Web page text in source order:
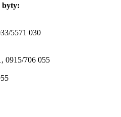
byty:
5571 030
0915/706 055